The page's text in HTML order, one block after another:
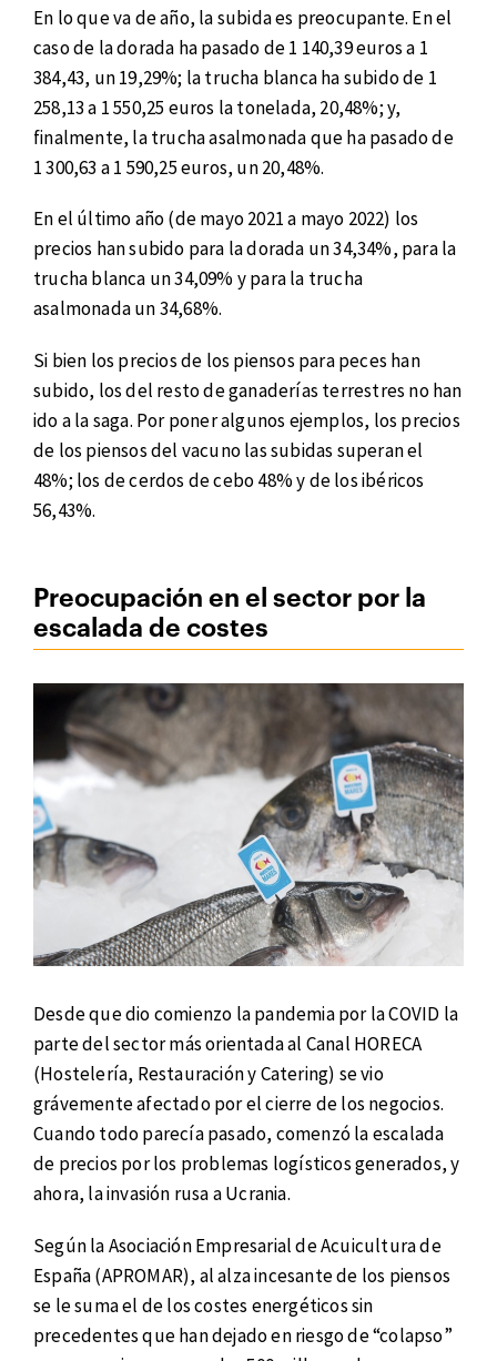
En lo que va de año, la subida es preocupante. En el
caso de la dorada ha pasado de 1 140,39 euros a 1
384,43, un 19,29%; la trucha blanca ha subido de 1
258,13 a 1 550,25 euros la tonelada, 20,48%; y,
finalmente, la trucha asalmonada que ha pasado de
1 300,63 a 1 590,25 euros, un 20,48%.
En el último año (de mayo 2021 a mayo 2022) los
precios han subido para la dorada un 34,34%, para la
trucha blanca un 34,09% y para la trucha
asalmonada un 34,68%.
Si bien los precios de los piensos para peces han
subido, los del resto de ganaderías terrestres no han
ido a la saga. Por poner algunos ejemplos, los precios
de los piensos del vacuno las subidas superan el
48%; los de cerdos de cebo 48% y de los ibéricos
56,43%.
Preocupación en el sector por la
escalada de costes
Desde que dio comienzo la pandemia por la COVID la
parte del sector más orientada al Canal HORECA
(Hostelería, Restauración y Catering) se vio
grávemente afectado por el cierre de los negocios.
Cuando todo parecía pasado, comenzó la escalada
de precios por los problemas logísticos generados, y
ahora, la invasión rusa a Ucrania.
Según la Asociación Empresarial de Acuicultura de
España (APROMAR), al alza incesante de los piensos
se le suma el de los costes energéticos sin
precedentes que han dejado en riesgo de “colapso”